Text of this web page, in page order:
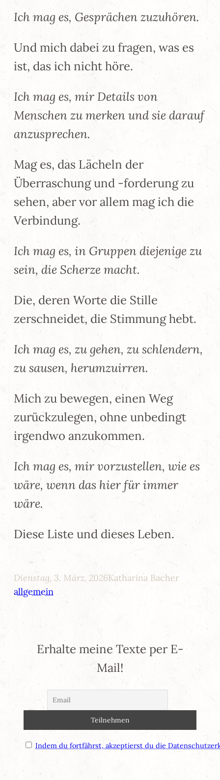
Ich mag es, Gesprächen zuzuhören.
Und mich dabei zu fragen, was es
ist, das ich nicht höre.
Ich mag es, mir Details von
Menschen zu merken und sie darauf
anzusprechen.
Mag es, das Lächeln der
Überraschung und -forderung zu
sehen, aber vor allem mag ich die
Verbindung.
Ich mag es, in Gruppen diejenige zu
sein, die Scherze macht.
Die, deren Worte die Stille
zerschneidet, die Stimmung hebt.
Ich mag es, zu gehen, zu schlendern,
zu sausen, herumzuirren.
Mich zu bewegen, einen Weg
zurückzulegen, ohne unbedingt
irgendwo anzukommen.
Ich mag es, mir vorzustellen, wie es
wäre, wenn das hier für immer
wäre.
Diese Liste und dieses Leben.
Dienstag, 3. März, 2026Katharina Bacher
allgemein
Erhalte meine Texte per E-
Mail!
Indem du fortfährst, akzeptierst du die